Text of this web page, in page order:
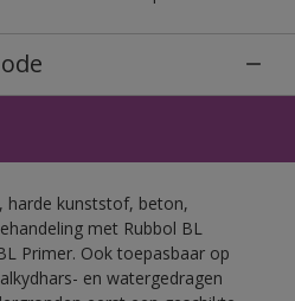
harde kunststof, beton,
met Rubbol BL
Primer. Ook toepasbaar op
en watergedragen